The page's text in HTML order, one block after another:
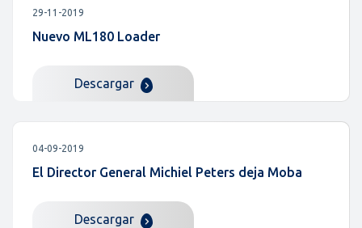
29-11-2019
Nuevo ML180 Loader
Descargar
04-09-2019
El Director General Michiel Peters deja Moba
Descargar